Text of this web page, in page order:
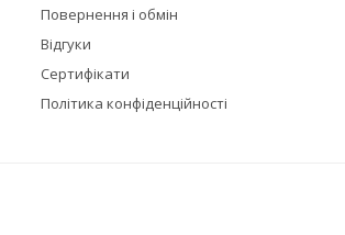
Повернення і обмін
Відгуки
Сертифікати
Політика конфіденційності